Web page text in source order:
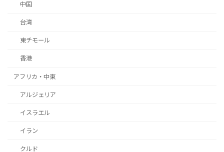
中国
台湾
東チモール
香港
アフリカ・中東
アルジェリア
イスラエル
イラン
クルド